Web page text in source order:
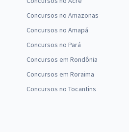
Concursos no Amazonas
Concursos no Amapá
Concursos no Pará
Concursos em Rondônia
Concursos em Roraima
Concursos no Tocantins